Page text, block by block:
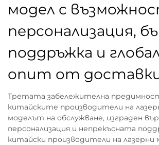
модел с
персонализация,
поддръжка и
опит от
Третата забележителна
китайските производители на
моделът на обслужване, изграден
персонализация и непрекъсната
китайски производители на